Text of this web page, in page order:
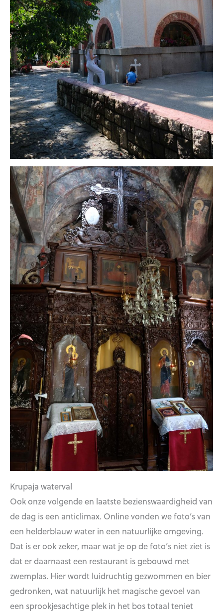
Krupaja waterval
Ook onze volgende en laatste bezienswaardigheid van
de dag is een anticlimax. Online vonden we foto’s van
een helderblauw water in een natuurlijke omgeving.
Dat is er ook zeker, maar wat je op de foto’s niet ziet is
dat er daarnaast een restaurant is gebouwd met
zwemplas. Hier wordt luidruchtig gezwommen en bier
gedronken, wat natuurlijk het magische gevoel van
een sprookjesachtige plek in het bos totaal teniet